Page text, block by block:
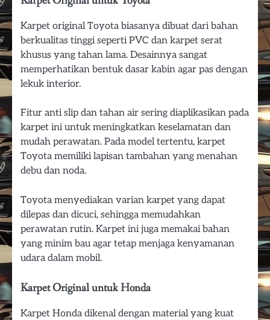
Karpet original Toyota biasanya dibuat dari bahan
berkualitas tinggi seperti PVC dan karpet serat
khusus yang tahan lama. Desainnya sangat
memperhatikan bentuk dasar kabin agar pas dengan
lekuk interior.
Fitur anti slip dan tahan air sering diaplikasikan pada
karpet ini untuk meningkatkan keselamatan dan
mudah perawatan. Pada model tertentu, karpet
Toyota memiliki lapisan tambahan yang menahan
debu dan noda.
Toyota menyediakan varian karpet yang dapat
dilepas dan dicuci, sehingga memudahkan
perawatan rutin. Karpet ini juga memakai bahan
yang minim bau agar tetap menjaga kenyamanan
udara dalam mobil.
Karpet Original untuk Honda
Karpet Honda dikenal dengan material yang kuat